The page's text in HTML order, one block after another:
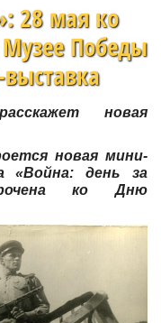
28 мая ко
Победы
новая
новая мини-
«Война: день за
ко Дню